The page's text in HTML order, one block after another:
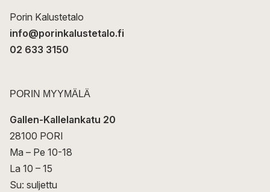
Porin Kalustetalo
info@porinkalustetalo.fi
02 633 3150
PORIN MYYMÄLÄ
Gallen-Kallelankatu 20
28100 PORI
Ma – Pe 10-18
La 10 – 15
Su: suljettu